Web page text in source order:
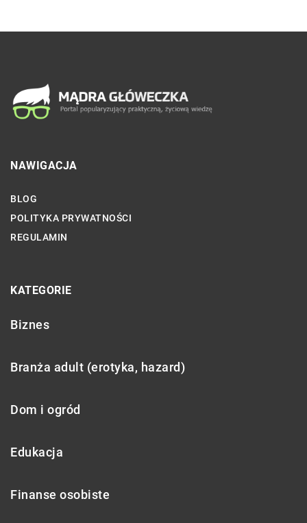
NAWIGACJA
BLOG
POLITYKA PRYWATNOŚCI
REGULAMIN
KATEGORIE
Biznes
Branża adult (erotyka, hazard)
Dom i ogród
Edukacja
Finanse osobiste